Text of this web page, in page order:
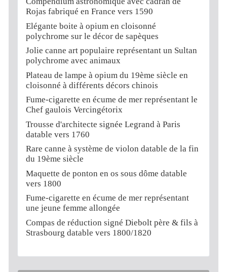
Rojas fabriqué en France vers 1590
Elégante boite à opium en cloisonné
polychrome sur le décor de sapèques
Jolie canne art populaire représentant un Sultan
polychrome avec animaux
Plateau de lampe à opium du 19ème siècle en
cloisonné à différents décors chinois
Fume-cigarette en écume de mer représentant le
Chef gaulois Vercingétorix
Trousse d'architecte signée Legrand à Paris
datable vers 1760
Rare canne à système de violon datable de la fin
du 19ème siècle
Maquette de ponton en os sous dôme datable
vers 1800
Fume-cigarette en écume de mer représentant
une jeune femme allongée
Compas de réduction signé Diebolt père & fils à
Strasbourg datable vers 1800/1820